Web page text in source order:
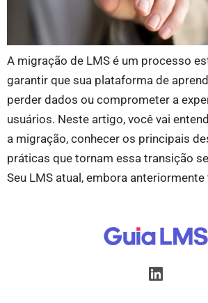
A migração de LMS é um processo
garantir que sua plataforma de
perder dados ou comprometer a
usuários. Neste artigo, você vai
a migração, conhecer os principais
práticas que tornam essa transição
Seu LMS atual, embora